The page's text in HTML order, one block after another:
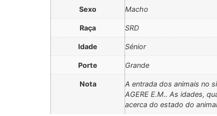
Sexo Macho
Raça SRD
Idade Sénior
Porte Grande
Nota
A entrada dos animais no
AGERE E.M.. As idades,
acerca do estado do